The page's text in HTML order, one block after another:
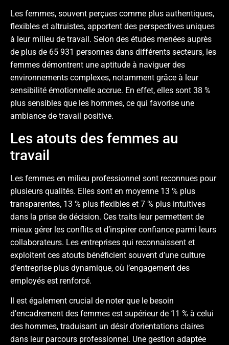
Les femmes, souvent perçues comme plus authentiques,
flexibles et altruistes, apportent des perspectives uniques
à leur milieu de travail. Selon des études menées auprès
de plus de 65 931 personnes dans différents secteurs, les
femmes démontrent une aptitude à naviguer des
environnements complexes, notamment grâce à leur
sensibilité émotionnelle accrue. En effet, elles sont 38 %
plus sensibles que les hommes, ce qui favorise une
ambiance de travail positive.
Les atouts des femmes au
travail
Les femmes en milieu professionnel sont reconnues pour
plusieurs qualités. Elles sont en moyenne 13 % plus
transparentes, 13 % plus flexibles et 7 % plus intuitives
dans la prise de décision. Ces traits leur permettent de
mieux gérer les conflits et d’inspirer confiance parmi leurs
collaborateurs. Les entreprises qui reconnaissent et
exploitent ces atouts bénéficient souvent d’une culture
d’entreprise plus dynamique, où l’engagement des
employés est renforcé.
Il est également crucial de noter que le besoin
d’encadrement des femmes est supérieur de 11 % à celui
des hommes, traduisant un désir d’orientations claires
dans leur parcours professionnel. Une gestion adaptée